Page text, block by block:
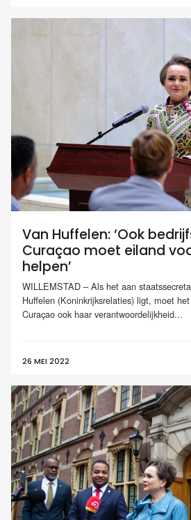
Van Huffelen: ‘Ook
Curaçao moet eiland
helpen’
WILLEMSTAD – Als het aan
Huffelen (Koninkrijksrelaties) ligt, moet
Curaçao ook haar verantwoordelijkheid...
26 MEI 2022